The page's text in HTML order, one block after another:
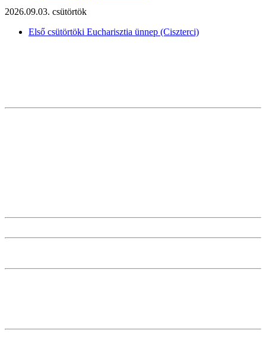
2026.09.03. csütörtök
Első csütörtöki Eucharisztia ünnep (Ciszterci)